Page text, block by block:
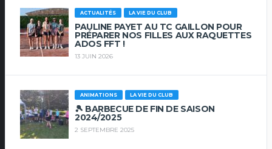
ACTUALITÉS LA VIE DU CLUB
PAULINE PAYET AU TC GAILLON POUR
PRÉPARER NOS FILLES AUX RAQUETTES
ADOS FFT !
13 JUIN 2026
ANIMATIONS LA VIE DU CLUB
🎾 BARBECUE DE FIN DE SAISON
2024/2025
2 SEPTEMBRE 2025